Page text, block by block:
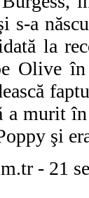
s-a
la
Olive în
a murit
şi
- 21